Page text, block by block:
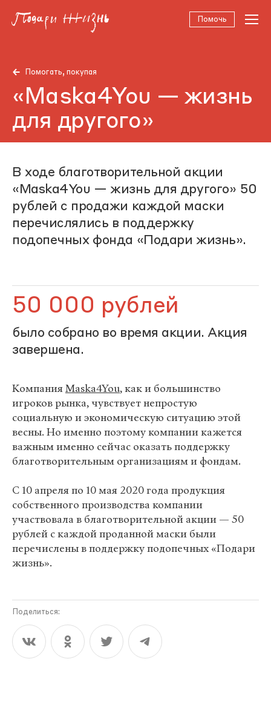
Помочь
Помогать, покупая
«Maska4You — жизнь
для другого»
В ходе благотворительной акции
«Maska4You — жизнь для другого» 50
рублей с продажи каждой маски
перечислялись в поддержку
подопечных фонда «Подари жизнь».
50 000 рублей
было собрано во время акции. Акция
завершена.
КомпанияMaska4You, как и большинство
игроков рынка, чувствует непростую
социальную и экономическую ситуацию этой
весны. Но именно поэтому компании кажется
важным именно сейчас оказать поддержку
благотворительным организациям и фондам.
С 10 апреля по 10 мая 2020 года продукция
собственного производства компании
участвовала в благотворительной акции — 50
рублей с каждой проданной маски были
перечислены в поддержку подопечных «Подари
жизнь».
Поделиться: